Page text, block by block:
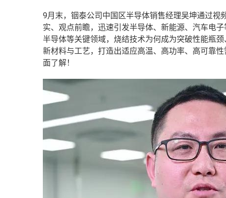
9月末，铟泰公司中国区半导体销售经理吴坤通过视
实、观点前瞻，迅速引发半导体、新能源、汽车电
半导体等关键领域，烧结技术为何成为突破性能瓶
新材料与工艺，打造出适应高温、高功率、高可靠
面了解！